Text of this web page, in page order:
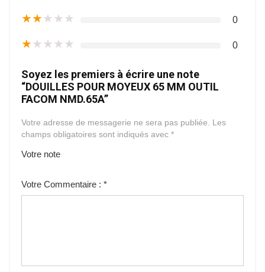
★★★★★ 0
★★★★★ 0
Soyez les premiers à écrire une note
“DOUILLES POUR MOYEUX 65 MM OUTIL
FACOM NMD.65A”
Votre adresse de messagerie ne sera pas publiée. Les
champs obligatoires sont indiqués avec *
Votre note
Votre Commentaire : *